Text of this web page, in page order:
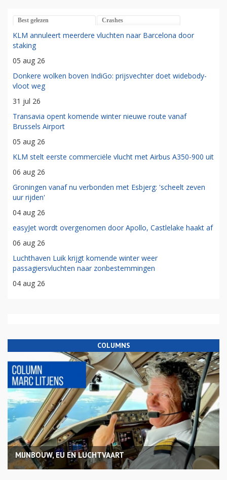
Best gelezen Crashes
KLM annuleert meerdere vluchten naar Barcelona door
staking
05 aug 26
Donkere wolken boven IndiGo: prijsvechter doet widebody-
vloot weg
31 jul 26
Transavia opent komende winter nieuwe route vanaf
Brussels Airport
05 aug 26
KLM stelt eerste commerciële vlucht met Airbus A350-900 uit
06 aug 26
Groningen vanaf nu verbonden met Esbjerg: 'scheelt zeven
uur rijden'
04 aug 26
easyJet wordt overgenomen door Apollo, Castlelake haakt af
06 aug 26
Luchthaven Luik krijgt komende winter weer
passagiersvluchten naar zonbestemmingen
04 aug 26
COLUMNS
MIJNBOUW, EU EN LUCHTVAART